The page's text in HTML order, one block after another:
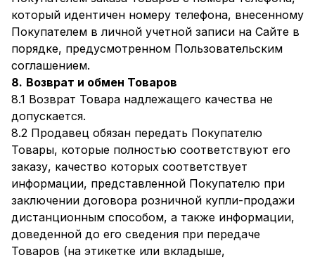
который идентичен номеру телефона, внесенному
Покупателем в личной учетной записи на Сайте в
порядке, предусмотренном Пользовательским
соглашением.
8. Возврат и обмен Товаров
8.1 Возврат Товара надлежащего качества не
допускается.
8.2 Продавец обязан передать Покупателю
Товары, которые полностью соответствуют его
заказу, качество которых соответствует
информации, представленной Покупателю при
заключении договора розничной купли-продажи
дистанционным способом, а также информации,
доведенной до его сведения при передаче
Товаров (на этикетке или вкладыше,